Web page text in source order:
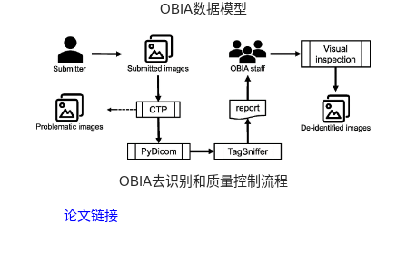
OBIA数据模型
OBIA去识别和质量控制流程
论文链接